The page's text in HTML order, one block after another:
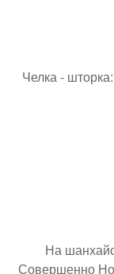
Челка -
На
Совершенно